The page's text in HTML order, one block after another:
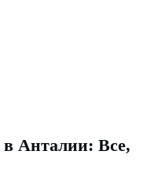
в Анталии: Все,